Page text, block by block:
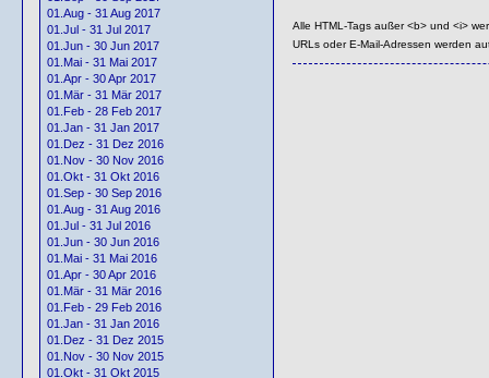
01.Aug - 31 Aug 2017
01.Jul - 31 Jul 2017
01.Jun - 30 Jun 2017
01.Mai - 31 Mai 2017
01.Apr - 30 Apr 2017
01.Mär - 31 Mär 2017
01.Feb - 28 Feb 2017
01.Jan - 31 Jan 2017
01.Dez - 31 Dez 2016
01.Nov - 30 Nov 2016
01.Okt - 31 Okt 2016
01.Sep - 30 Sep 2016
01.Aug - 31 Aug 2016
01.Jul - 31 Jul 2016
01.Jun - 30 Jun 2016
01.Mai - 31 Mai 2016
01.Apr - 30 Apr 2016
01.Mär - 31 Mär 2016
01.Feb - 29 Feb 2016
01.Jan - 31 Jan 2016
01.Dez - 31 Dez 2015
01.Nov - 30 Nov 2015
01.Okt - 31 Okt 2015
Alle HTML-Tags außer <b> und <i>
URLs oder E-Mail-Adressen werden